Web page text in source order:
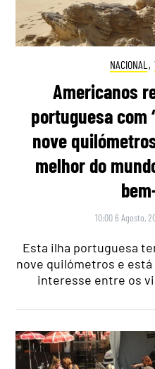
NACIONAL ,
Americanos
portuguesa com
nove
melhor do
10:00 6 Agosto,
Esta ilha portuguesa
nove quilómetros e
interesse entre os